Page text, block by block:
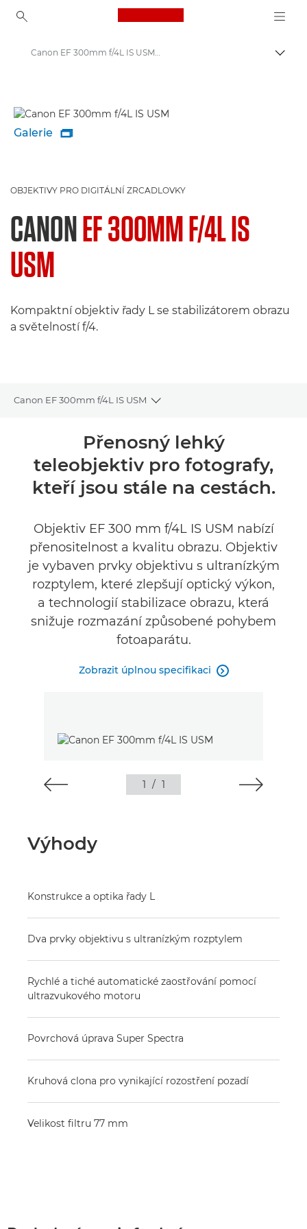
Canon Logo, back to
Canon EF 300mm f/4L IS USM - Lenses - Camera & Photo lenses
Galerie 
OBJEKTIVY PRO DIGITÁLNÍ ZRCADLOVKY
CANONEF 300MM F/4L IS
USM
Kompaktní objektiv řady L se stabilizátorem obrazu
a světelností f/4.
Canon EF 300mm f/4L IS USM
Toggle breadcrumbs
Specifikace
Přenosný lehký
teleobjektiv pro fotografy,
kteří jsou stále na cestách.
Objektiv EF 300 mm f/4L IS USM nabízí
přenositelnost a kvalitu obrazu. Objektiv
je vybaven prvky objektivu s ultranízkým
rozptylem, které zlepšují optický výkon,
a technologií stabilizace obrazu, která
snižuje rozmazání způsobené pohybem
fotoaparátu.
Zobrazit úplnou specifikaci 
1 / 1
Výhody
Konstrukce a optika řady L
Dva prvky objektivu s ultranízkým rozptylem
Rychlé a tiché automatické zaostřování pomocí
ultrazvukového motoru
Povrchová úprava Super Spectra
Kruhová clona pro vynikající rozostření pozadí
Velikost filtru 77 mm